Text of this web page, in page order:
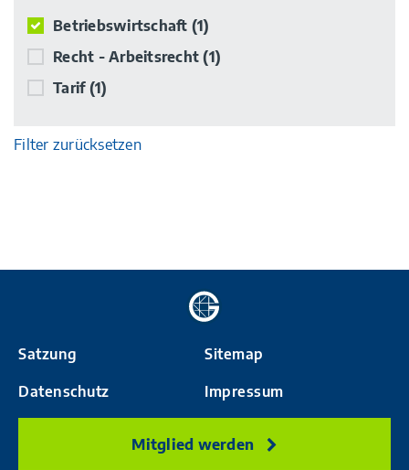
Betriebswirtschaft (1)
Recht - Arbeitsrecht(1)
Tarif (1)
Filter zurücksetzen
Zur
Startseite
Satzung Sitemap
Datenschutz Impressum
Mitglied werden